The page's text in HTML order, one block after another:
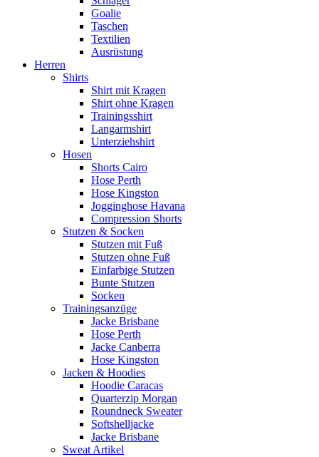
Goalie
Taschen
Textilien
Ausrüstung
Herren
Shirts
Shirt mit Kragen
Shirt ohne Kragen
Trainingsshirt
Langarmshirt
Unterziehshirt
Hosen
Shorts Cairo
Hose Perth
Hose Kingston
Jogginghose Havana
Compression Shorts
Stutzen & Socken
Stutzen mit Fuß
Stutzen ohne Fuß
Einfarbige Stutzen
Bunte Stutzen
Socken
Trainingsanzüge
Jacke Brisbane
Hose Perth
Jacke Canberra
Hose Kingston
Jacken & Hoodies
Hoodie Caracas
Quarterzip Morgan
Roundneck Sweater
Softshelljacke
Jacke Brisbane
Sweat Artikel